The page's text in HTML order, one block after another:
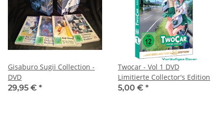
Gisaburo Sugii Collection -
DVD
29,95 € *
Twocar - Vol 1 DVD
Limitierte Collector's Edition
5,00 € *